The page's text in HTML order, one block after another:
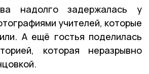
надолго задержалась у
учителей, которые
А ещё гостья поделилась
которая неразрывно